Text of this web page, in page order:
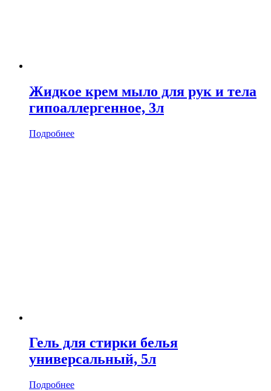
Жидкое крем мыло для рук и тела
гипоаллергенное, 3л
Подробнее
Гель для стирки белья
универсальный, 5л
Подробнее